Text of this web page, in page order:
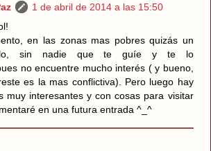
1 de abril de 2014 a las 15:50
en las zonas mas pobres quizás un
sin nadie que te guíe y te lo
no encuentre mucho interés ( y bueno,
es la mas conflictiva). Pero luego hay
muy interesantes y con cosas para visitar
en una futura entrada ^_^